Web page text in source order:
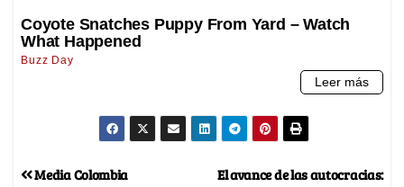
El avance de las autocracias:
Media Colombia